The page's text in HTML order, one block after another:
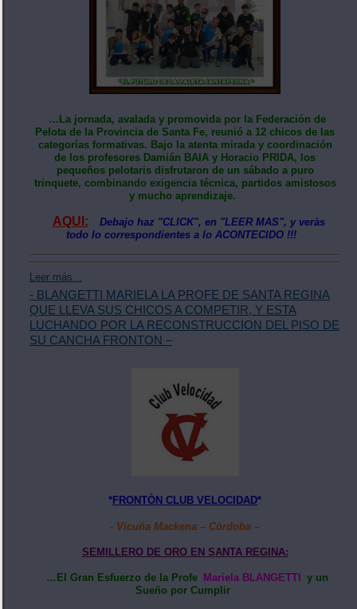
…La jornada, avalada y promovida por la Federación de
Pelota de la Provincia de Santa Fe, reunió a 12 chicos de las
categorías formativas. Bajo la atenta mirada y coordinación
de los profesores Damián BAIA y Horacio PRIDA, los
pequeños pelotaris disfrutaron de un sábado a puro
trinquete, combinando exigencia técnica, partidos amistosos
y mucho aprendizaje.
AQUI:
Debajo haz "CLICK", en "LEER MAS", y veràs
todo lo correspondientes a lo ACONTECIDO !!!
Leer más...
- BLANGETTI MARIELA LA PROFE DE SANTA REGINA
QUE LLEVA SUS CHICOS A COMPETIR, Y ESTA
LUCHANDO POR LA RECONSTRUCCION DEL PISO DE
SU CANCHA FRONTON –
* FRONTÒN CLUB VELOCIDAD*
- Vicuña Mackena – Còrdoba –
SEMILLERO DE ORO EN SANTA REGINA:
…El Gran Esfuerzo de la Profe Mariela BLANGETTI
y un
Sueño por Cumplir